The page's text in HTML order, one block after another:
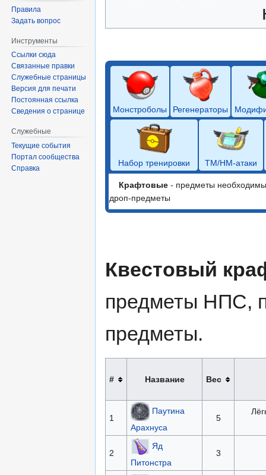
Монстроболы Регенераторы
Набор тренировки ТМ/HM-атаки
Крафтовые - предметы
дроп-предметы
Квестовый
предметы НПС,
предметы.
# Название Вес
1
Паутина
Арахнуса
5
2
Яд
Питонстра
3
Правила
Задать вопрос
Инструменты
Ссылки сюда
Связанные правки
Служебные страницы
Версия для печати
Постоянная ссылка
Сведения о странице
Служебные
Текущие события
Портал сообщества
Справка